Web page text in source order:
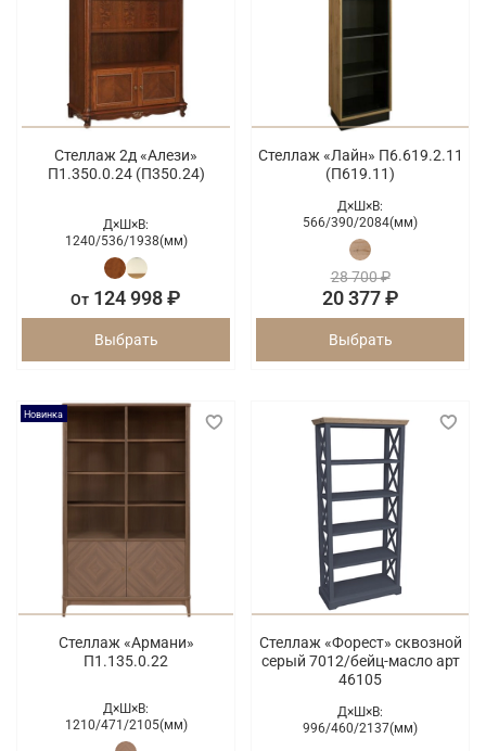
Стеллаж 2д «Алези»
П1.350.0.24 (П350.24)
Д×Ш×В:
1240/536/1938(мм)
От 124 998 ₽
Выбрать
Стеллаж «Лайн» П6.619.2.11
(П619.11)
Д×Ш×В:
566/390/2084(мм)
28 700 ₽
20 377 ₽
Выбрать
Новинка
Стеллаж «Армани»
П1.135.0.22
Д×Ш×В:
1210/471/2105(мм)
Стеллаж «Форест» сквозной
серый 7012/бейц-масло арт
46105
Д×Ш×В:
996/460/2137(мм)